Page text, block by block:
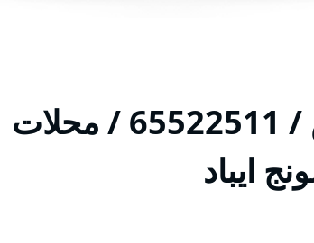
رقم محل تلفونات الفنطاس / 65522511 / محلات
ايباد